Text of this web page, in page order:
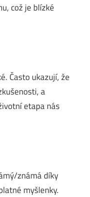
což je blízké
Často ukazují, že
a
etapa nás
známá díky
myšlenky.